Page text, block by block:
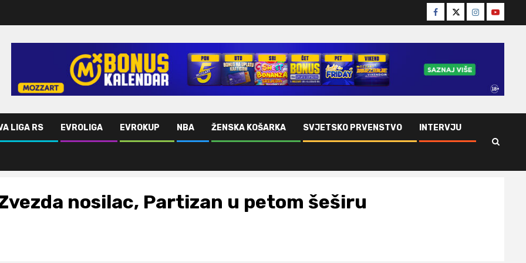
Facebook
TwitterInstagram
Youtube
LIGA RS EVROLIGA EVROKUP NBA ŽENSKA KOŠARKA SVJETSKO PRVENSTVO INTERVJU
nosilac, Partizan u petom šeširu